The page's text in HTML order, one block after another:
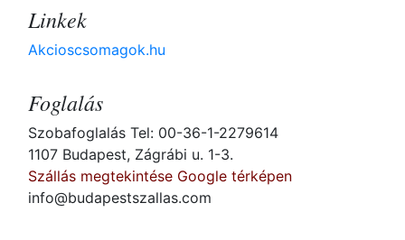
Linkek
Akcioscsomagok.hu
Foglalás
Szobafoglalás Tel: 00-36-1-2279614
1107 Budapest, Zágrábi u. 1-3.
Szállás megtekintése Google térképen
info@budapestszallas.com